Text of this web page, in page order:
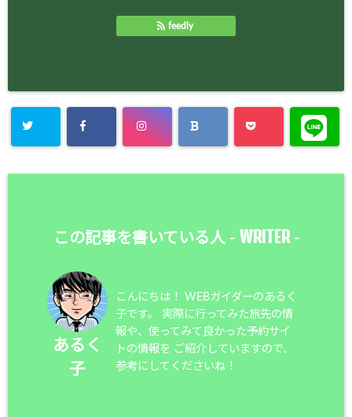
feedly
この記事を書いている人 - WRITER-
あるく
子
こんにちは！ WEBガイダーのあるく
子です。 実際に行ってみた旅先の情
報や、使ってみて良かった予約サイ
トの情報を ご紹介していますので、
参考にしてくださいね！